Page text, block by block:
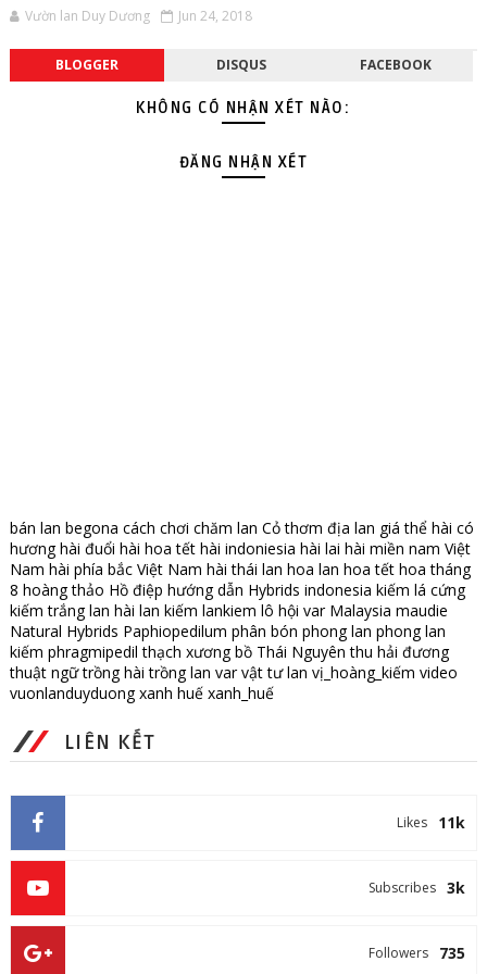
Vườn lan Duy Dương Jun 24, 2018
BLOGGER DISQUS FACEBOOK
KHÔNG CÓ NHẬN XÉT NÀO:
ĐĂNG NHẬN XÉT
bán lan begona cách chơi chăm lan Cỏ thơm địa lan giá thể hài có
hươnghài đuổi hài hoa tết hài indoniesia hài lai hài miền nam Việt
Nam hài phía bắc Việt Nam hài thái lan hoa lan hoa tết hoa tháng
8 hoàng thảo Hồ điệp hướng dẫn Hybrids indonesia kiếm lá cứng
kiếm trắnglan hài lan kiếm lankiem lô hội var Malaysia maudie
Natural Hybrids Paphiopedilum phân bón phong lan phong lan
kiếm phragmipedilthạch xương bồ Thái Nguyênthu hải đương
thuật ngữtrồng hàitrồng lan varvật tư lan vị_hoàng_kiếm video
vuonlanduyduongxanh huế xanh_huế
LIÊN KẾT
11k
Likes
3k
Subscribes
735
Followers